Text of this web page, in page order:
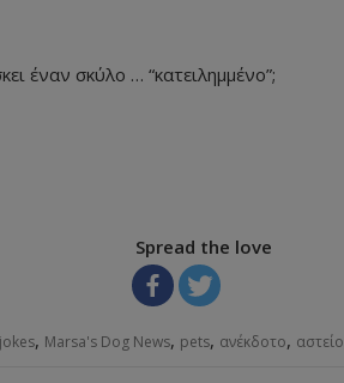
έναν σκύλο … “κατειλημμένο”;
Spread the love
jokes, Marsa's Dog News, pets, ανέκδοτο, αστείο